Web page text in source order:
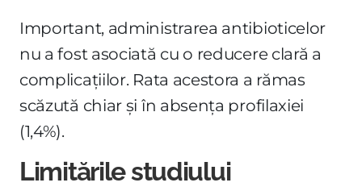
Important, administrarea antibioticelor
nu a fost asociată cu o reducere clară a
complicațiilor. Rata acestora a rămas
scăzută chiar și în absența profilaxiei
(1,4%).
Limitările studiului